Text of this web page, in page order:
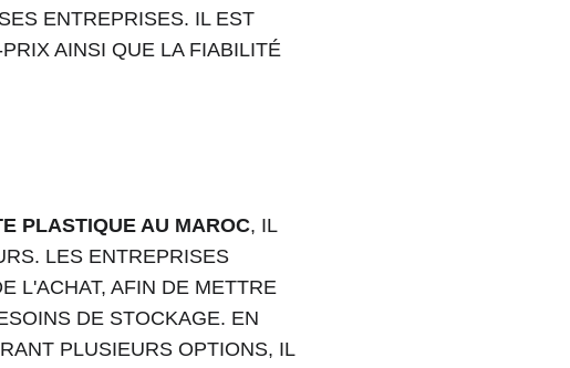
ENTREPRISES. IL EST
AINSI QUE LA FIABILITÉ
PLASTIQUE AU MAROC, IL
LES ENTREPRISES
L'ACHAT, AFIN DE METTRE
DE STOCKAGE. EN
PLUSIEURS OPTIONS, IL